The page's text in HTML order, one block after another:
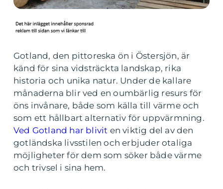
Gotland, den pittoreska ön i Östersjön, är
känd för sina vidsträckta landskap, rika
historia och unika natur. Under de kallare
månaderna blir ved en oumbärlig resurs för
öns invånare, både som källa till värme och
som ett hållbart alternativ för uppvärmning.
Ved Gotland har blivit en viktig del av den
gotländska livsstilen och erbjuder otaliga
möjligheter för dem som söker både värme
och trivsel i sina hem.